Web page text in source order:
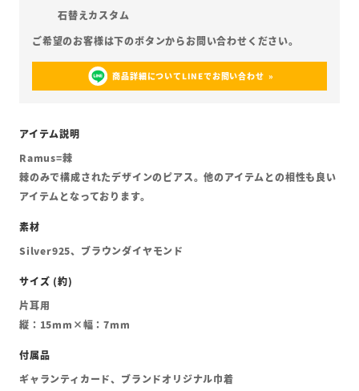
石替えカスタム
商品詳細についてLINEでお問い合わせ
Ramus=棘
棘のみで構成されたデザインのピアス。他のアイテムとの相性も良い
アイテムとなっております。
Silver925、ブラウンダイヤモンド
片耳用
縦：15mm×幅：7mm
ギャランティカード、ブランドオリジナル巾着